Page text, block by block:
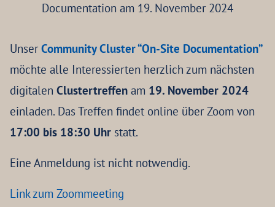
Documentation am 19. November 2024
Unser Community Cluster “On-Site Documentation”
möchte alle Interessierten herzlich zum nächsten
digitalen Clustertreffen am 19. November 2024
einladen. Das Treffen findet online über Zoom von
17:00 bis 18:30 Uhr statt.
Eine Anmeldung ist nicht notwendig.
Link zum Zoommeeting